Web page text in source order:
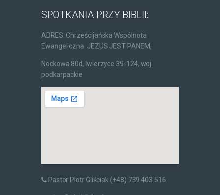
SPOTKANIA PRZY BIBLII:
ADRES: Chrześcijańska Wspólnota
Ewangeliczna JEZUS JEST PANEM,
Nockowa 80d, Iwierzyce 39-124, woj.
podkarpackie
Pastor Piotr Gliściak (+48) 739 403 516